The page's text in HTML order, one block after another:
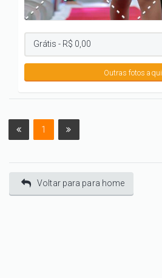
Outras fotos aqui
1
Voltar para para home